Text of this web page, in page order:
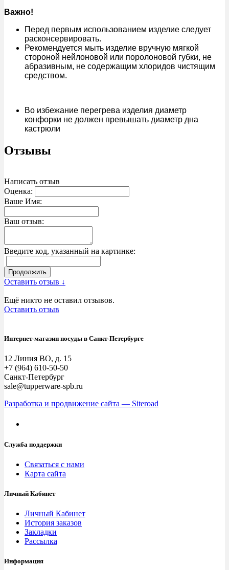
Важно!
Перед первым использованием изделие следует
расконсервировать.
Рекомендуется мыть изделие вручную мягкой
стороной нейлоновой или поролоновой губки, не
абразивным, не содержащим хлоридов чистящим
средством.
Во избежание перегрева изделия диаметр
конфорки не должен превышать диаметр дна
кастрюли
Отзывы
Написать отзыв
Оценка:
Ваше Имя:
Ваш отзыв:
Введите код, указанный на картинке:
Продолжить
Оставить отзыв ↓
Ещё никто не оставил отзывов.
Оставить отзыв
Интернет-магазин посуды в Санкт-Петербурге
12 Линия ВО, д. 15
+7 (964) 610-50-50
Санкт-Петербург
sale@tupperware-spb.ru
Разработка и продвижение сайта — Siteroad
Служба поддержки
Связаться с нами
Карта сайта
Личный Кабинет
Личный Кабинет
История заказов
Закладки
Рассылка
Информация